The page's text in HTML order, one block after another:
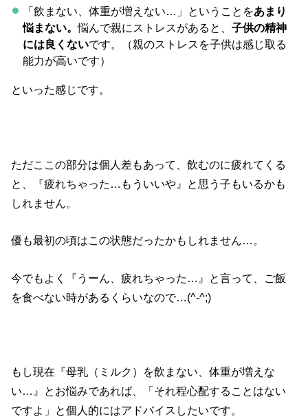
「飲まない、体重が増えない…」ということをあまり
悩まない。悩んで親にストレスがあると、 子供の精神
には良くないです。（親のストレスを子供は感じ取る
能力が高いです）
といった感じです。
ただここの部分は個人差もあって、飲むのに疲れてくる
と、『疲れちゃった…もういいや』と思う子もいるかも
しれません。
優も最初の頃はこの状態だったかもしれません…。
今でもよく『うーん、疲れちゃった…』と言って、ご飯
を食べない時があるくらいなので…(^-^;)
もし現在『母乳（ミルク）を飲まない、体重が増えな
い…』とお悩みであれば、「それ程心配することはない
ですよ」と個人的にはアドバイスしたいです。